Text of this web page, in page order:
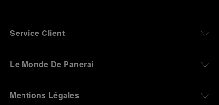
Service Client
Le Monde De Panerai
Mentions Légales